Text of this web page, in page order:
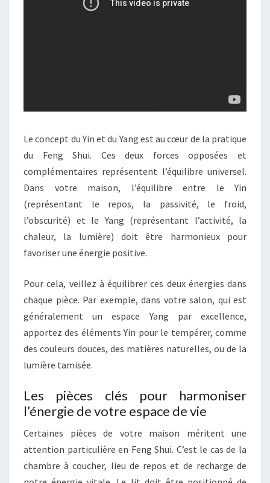
Le concept du Yin et du Yang est au cœur de la pratique
du Feng Shui. Ces deux forces opposées et
complémentaires représentent l’équilibre universel.
Dans votre maison, l’équilibre entre le Yin
(représentant le repos, la passivité, le froid,
l’obscurité) et le Yang (représentant l’activité, la
chaleur, la lumière) doit être harmonieux pour
favoriser une énergie positive.
Pour cela, veillez à équilibrer ces deux énergies dans
chaque pièce. Par exemple, dans votre salon, qui est
généralement un espace Yang par excellence,
apportez des éléments Yin pour le tempérer, comme
des couleurs douces, des matières naturelles, ou de la
lumière tamisée.
Les pièces clés pour harmoniser
l’énergie de votre espace de vie
Certaines pièces de votre maison méritent une
attention particulière en Feng Shui. C’est le cas de la
chambre à coucher, lieu de repos et de recharge de